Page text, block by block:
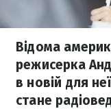
Відома
режисерка
в новій для
стане